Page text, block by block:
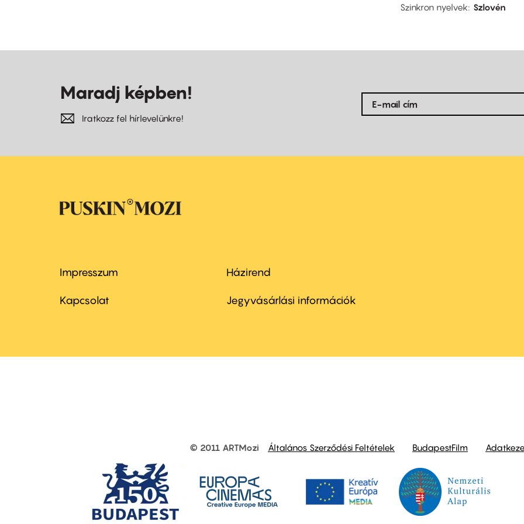
Szinkron nyelvek
Szlovén
Maradj képben!
Iratkozz fel hírlevelünkre!
Footer
menu
Impresszum
Kapcsolat
Footer
menu
Házirend
Jegyvásárlási információk
other
© 2011 ARTMozi Általános Szerződési Feltételek BudapestFilm